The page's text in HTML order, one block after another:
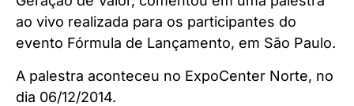
ao vivo realizada para os participantes do
evento Fórmula de Lançamento, em São Paulo.
A palestra aconteceu no ExpoCenter Norte, no
dia 06/12/2014.